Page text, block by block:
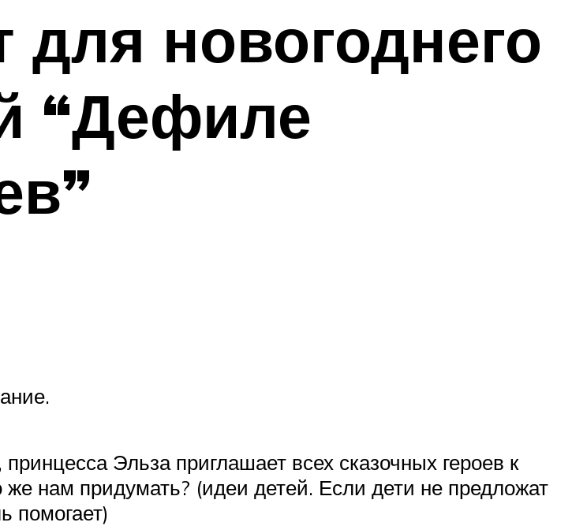
новогоднего
“Дефиле
Эльза приглашает всех сказочных героев к
же нам придумать? (идеи детей. Если дети не предложат
помогает)